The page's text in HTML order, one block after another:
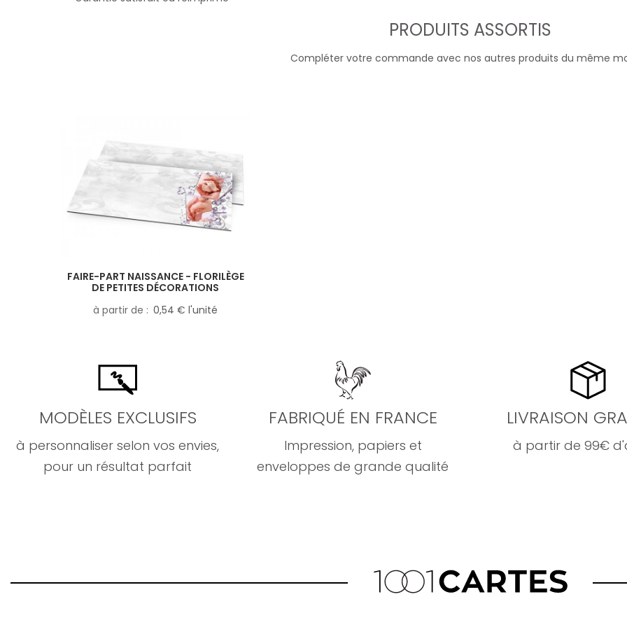
PRODUITS ASSORTIS
Compléter votre commande avec nos autres produits du même
FAIRE-PART NAISSANCE - FLORILÈGE
DE PETITES DÉCORATIONS
à partir de
0,54 € l'unité
MODÈLES EXCLUSIFS
à personnaliser selon vos envies,
pour un résultat parfait
FABRIQUÉ EN FRANCE
Impression, papiers et
enveloppes de grande qualité
LIVRAISON
à partir de 99€